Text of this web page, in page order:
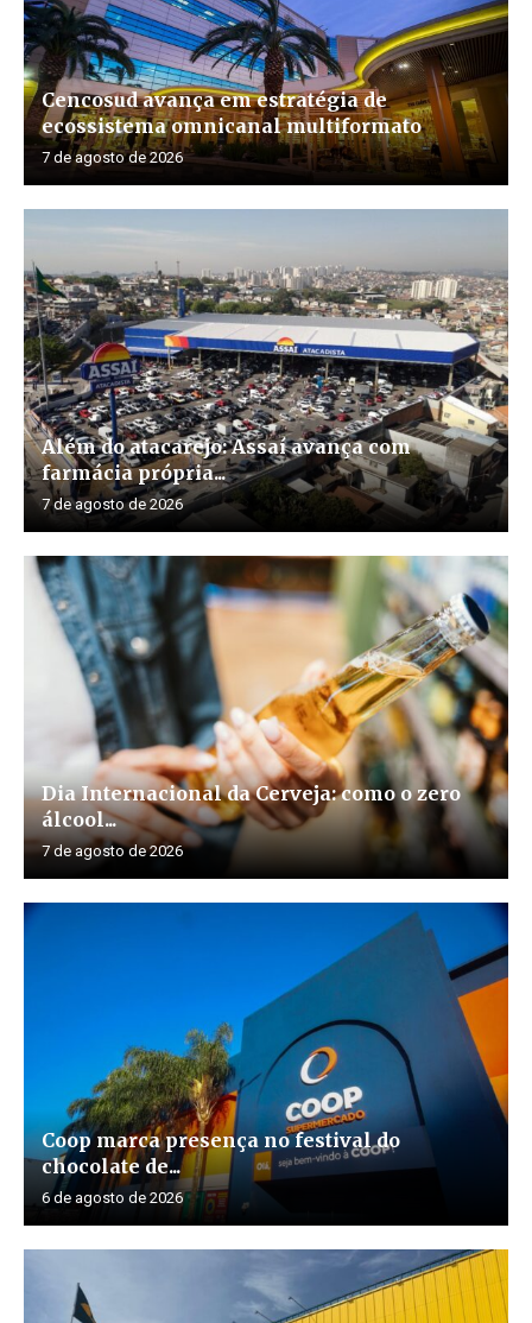
Cencosud avança em estratégia de
ecossistema omnicanal multiformato
7 de agosto de 2026
Além do atacarejo: Assaí avança com
farmácia própria...
7 de agosto de 2026
Dia Internacional da Cerveja: como o zero
álcool...
7 de agosto de 2026
Coop marca presença no festival do
chocolate de...
6 de agosto de 2026